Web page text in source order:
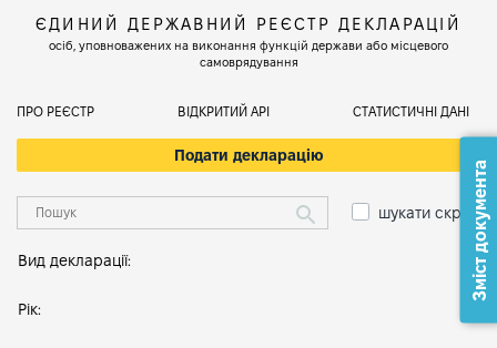
ЄДИНИЙ ДЕРЖАВНИЙ РЕЄСТР ДЕКЛАРАЦІЙ
осіб, уповноважених на виконання функцій держави або місцевого
самоврядування
ПРО РЕЄСТР ВІДКРИТИЙ АРІ СТАТИСТИЧНІ ДАНІ
Подати декларацію
шукати скрізь
Вид декларації:
Рік:
Зміст документа